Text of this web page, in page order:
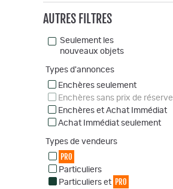
AUTRES FILTRES
Seulement les
nouveaux objets
Types d'annonces
Enchères seulement
Enchères sans prix de réserve
Enchères et Achat Immédiat
Achat Immédiat seulement
Types de vendeurs
PRO
Particuliers
Particuliers et PRO